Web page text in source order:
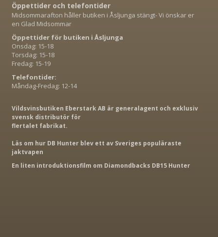
Öppettider och telefontider
Midsommarafton håller butiken i Åsljunga stängt- Vi önskar er
en Glad Midsommar
Öppettider för butiken i Åsljunga
Onsdag: 15-18
Torsdag: 15-18
Fredag: 15-19
Telefontider:
Måndag-Fredag: 12-14
Vildsvinsbutiken Eberstark AB är generalagent och exklusiv
svensk distributör för
flertalet fabrikat.
Läs om hur DB Hunter blev ett av Sveriges populäraste
jaktvapen
En liten introduktionsfilm om Diamondbacks DB15 Hunter